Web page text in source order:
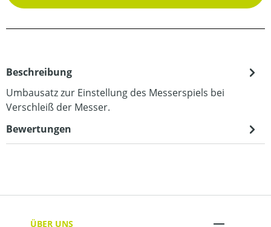
Beschreibung
Umbausatz zur Einstellung des Messerspiels bei
Verschleiß der Messer.
Bewertungen
ÜBER UNS